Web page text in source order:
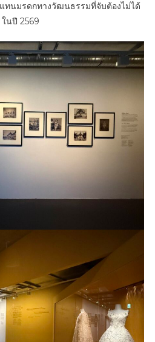
ทนมรดกทางวัฒนธรรมที่จับต้องไม่ได้
นปี 2569